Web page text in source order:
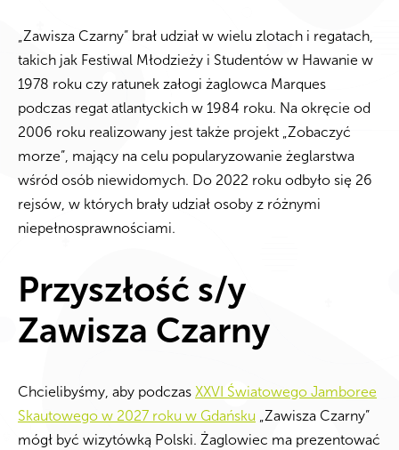
„Zawisza Czarny” brał udział w wielu zlotach i regatach,
takich jak Festiwal Młodzieży i Studentów w Hawanie w
1978 roku czy ratunek załogi żaglowca Marques
podczas regat atlantyckich w 1984 roku. Na okręcie od
2006 roku realizowany jest także projekt „Zobaczyć
morze”, mający na celu popularyzowanie żeglarstwa
wśród osób niewidomych. Do 2022 roku odbyło się 26
rejsów, w których brały udział osoby z różnymi
niepełnosprawnościami.
Przyszłość s/y
Zawisza Czarny
Chcielibyśmy, aby podczas XXVI Światowego Jamboree
Skautowego w 2027 roku w Gdańsku „Zawisza Czarny”
mógł być wizytówką Polski. Żaglowiec ma prezentować